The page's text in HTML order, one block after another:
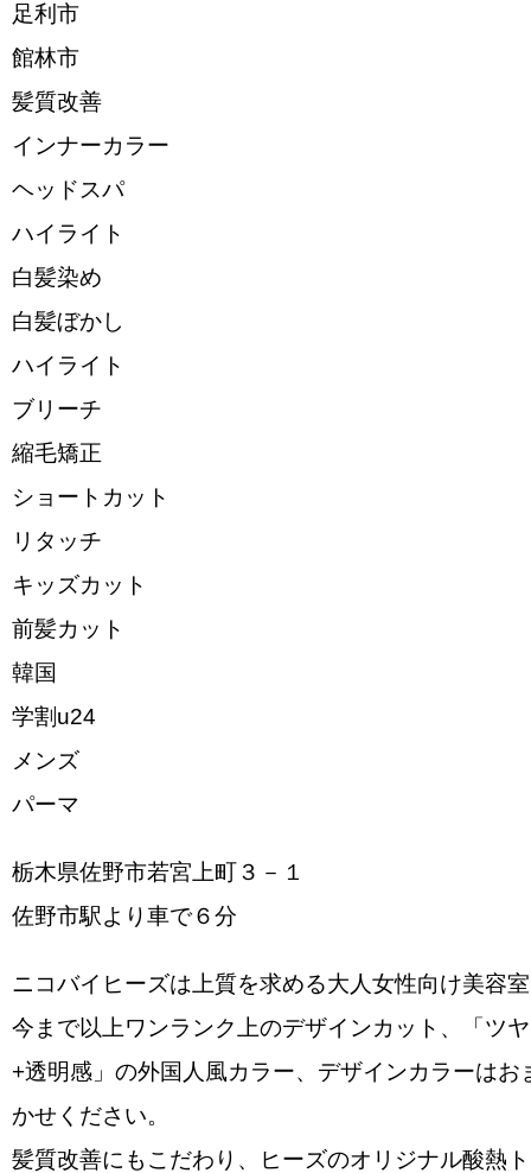
足利市
館林市
髪質改善
インナーカラー
ヘッドスパ
ハイライト
白髪染め
白髪ぼかし
ハイライト
ブリーチ
縮毛矯正
ショートカット
リタッチ
キッズカット
前髪カット
韓国
学割u24
メンズ
パーマ
栃木県佐野市若宮上町３－１
佐野市駅より車で６分
ニコバイヒーズは上質を求める大人女性向け美容室
今まで以上ワンランク上のデザインカット、「ツヤ
+透明感」の外国人風カラー、デザインカラーはお
かせください。
髪質改善にもこだわり、ヒーズのオリジナル酸熱